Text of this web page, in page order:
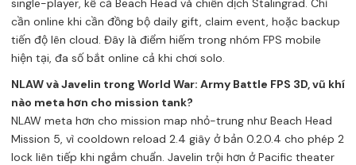
single-player, kể cả Beach Head và chiến dịch Stalingrad. Chỉ
cần online khi cần đồng bộ daily gift, claim event, hoặc backup
tiến độ lên cloud. Đây là điểm hiếm trong nhóm FPS mobile
hiện tại, đa số bắt online cả khi chơi solo.
NLAW và Javelin trong World War: Army Battle FPS 3D, vũ khí
nào meta hơn cho mission tank?
NLAW meta hơn cho mission map nhỏ-trung như Beach Head
Mission 5, vì cooldown reload 2.4 giây ở bản 0.2.0.4 cho phép 2
lock liên tiếp khi ngắm chuẩn. Javelin trội hơn ở Pacific theater